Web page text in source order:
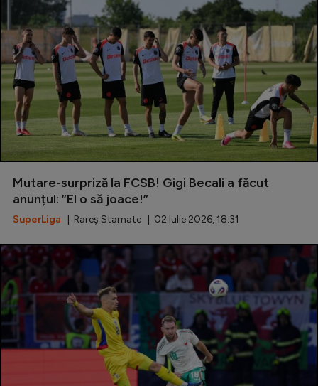
Mutare-surpriză la FCSB! Gigi Becali a făcut
anunțul: ”El o să joace!”
SuperLiga | Rareș Stamate | 02 Iulie 2026, 18:31